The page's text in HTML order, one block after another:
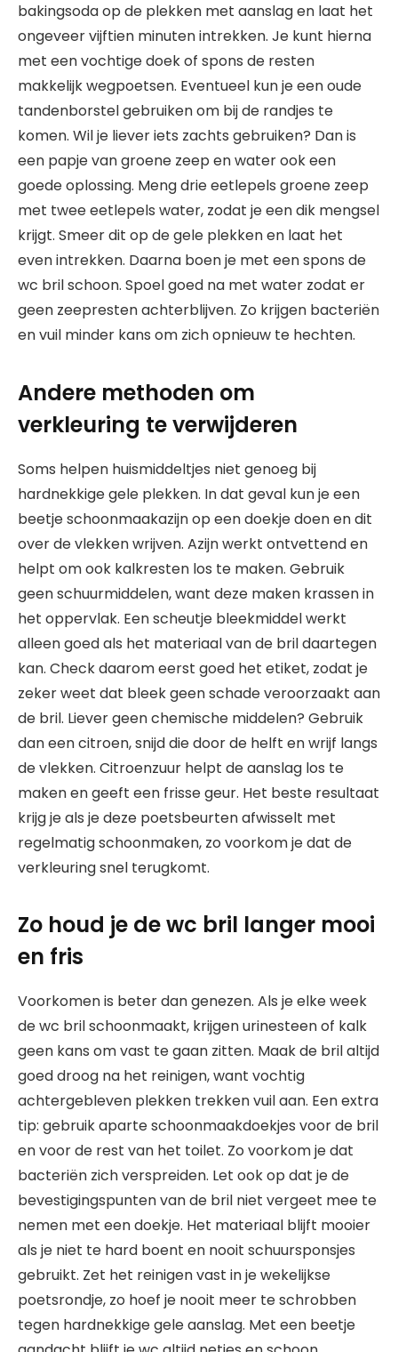
bakingsoda op de plekken met aanslag en laat het
ongeveer vijftien minuten intrekken. Je kunt hierna
met een vochtige doek of spons de resten
makkelijk wegpoetsen. Eventueel kun je een oude
tandenborstel gebruiken om bij de randjes te
komen. Wil je liever iets zachts gebruiken? Dan is
een papje van groene zeep en water ook een
goede oplossing. Meng drie eetlepels groene zeep
met twee eetlepels water, zodat je een dik mengsel
krijgt. Smeer dit op de gele plekken en laat het
even intrekken. Daarna boen je met een spons de
wc bril schoon. Spoel goed na met water zodat er
geen zeepresten achterblijven. Zo krijgen bacteriën
en vuil minder kans om zich opnieuw te hechten.
Andere methoden om
verkleuring te verwijderen
Soms helpen huismiddeltjes niet genoeg bij
hardnekkige gele plekken. In dat geval kun je een
beetje schoonmaakazijn op een doekje doen en dit
over de vlekken wrijven. Azijn werkt ontvettend en
helpt om ook kalkresten los te maken. Gebruik
geen schuurmiddelen, want deze maken krassen in
het oppervlak. Een scheutje bleekmiddel werkt
alleen goed als het materiaal van de bril daartegen
kan. Check daarom eerst goed het etiket, zodat je
zeker weet dat bleek geen schade veroorzaakt aan
de bril. Liever geen chemische middelen? Gebruik
dan een citroen, snijd die door de helft en wrijf langs
de vlekken. Citroenzuur helpt de aanslag los te
maken en geeft een frisse geur. Het beste resultaat
krijg je als je deze poetsbeurten afwisselt met
regelmatig schoonmaken, zo voorkom je dat de
verkleuring snel terugkomt.
Zo houd je de wc bril langer mooi
en fris
Voorkomen is beter dan genezen. Als je elke week
de wc bril schoonmaakt, krijgen urinesteen of kalk
geen kans om vast te gaan zitten. Maak de bril altijd
goed droog na het reinigen, want vochtig
achtergebleven plekken trekken vuil aan. Een extra
tip: gebruik aparte schoonmaakdoekjes voor de bril
en voor de rest van het toilet. Zo voorkom je dat
bacteriën zich verspreiden. Let ook op dat je de
bevestigingspunten van de bril niet vergeet mee te
nemen met een doekje. Het materiaal blijft mooier
als je niet te hard boent en nooit schuursponsjes
gebruikt. Zet het reinigen vast in je wekelijkse
poetsrondje, zo hoef je nooit meer te schrobben
tegen hardnekkige gele aanslag. Met een beetje